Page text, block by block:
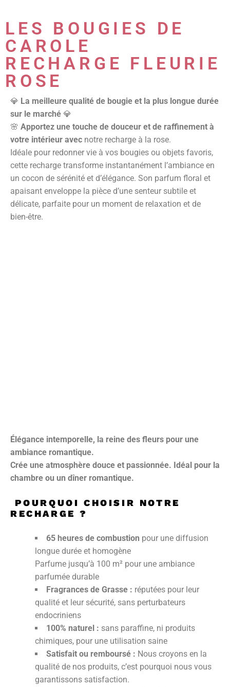
LES BOUGIES DE
CAROLE
RECHARGE FLEURIE
ROSE
💎 La meilleure qualité de bougie et la plus longue durée
sur le marché 💎
🌸 Apportez une touche de douceur et de raffinement à
votre intérieur avec notre recharge à la rose.
Idéale pour redonner vie à vos bougies ou objets favoris,
cette recharge transforme instantanément l’ambiance en
un cocon de sérénité et d’élégance. Son parfum floral et
apaisant enveloppe la pièce d’une senteur subtile et
délicate, parfaite pour un moment de relaxation et de
bien-être.
Élégance intemporelle, la reine des fleurs pour une
ambiance romantique.
Crée une atmosphère douce et passionnée. Idéal pour la
chambre ou un dîner romantique.
POURQUOI CHOISIR NOTRE
RECHARGE ?
65 heures de combustion pour une diffusion
longue durée et homogène
Parfume jusqu’à 100 m² pour une ambiance
parfumée durable
Fragrances de Grasse : réputées pour leur
qualité et leur sécurité, sans perturbateurs
endocriniens
100% naturel : sans paraffine, ni produits
chimiques, pour une utilisation saine
Satisfait ou remboursé : Nous croyons en la
qualité de nos produits, c’est pourquoi nous vous
garantissons satisfaction.